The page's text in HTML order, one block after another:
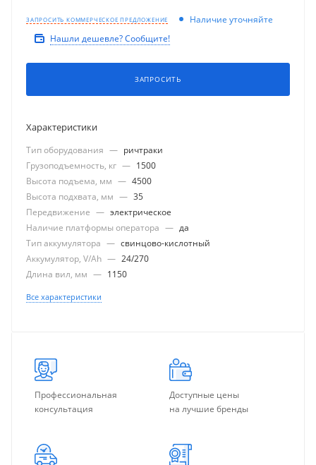
ЗАПРОСИТЬ КОММЕРЧЕСКОЕ ПРЕДЛОЖЕНИЕ
Наличие уточняйте
Нашли дешевле? Сообщите!
ЗАПРОСИТЬ
Характеристики
Тип оборудования — ричтраки
Грузоподъемность, кг — 1500
Высота подъема, мм — 4500
Высота подхвата, мм — 35
Передвижение — электрическое
Наличие платформы оператора — да
Тип аккумулятора — свинцово-кислотный
Аккумулятор, V/Ah — 24/270
Длина вил, мм — 1150
Все характеристики
Профессиональная
консультация
Доступные цены
на лучшие бренды